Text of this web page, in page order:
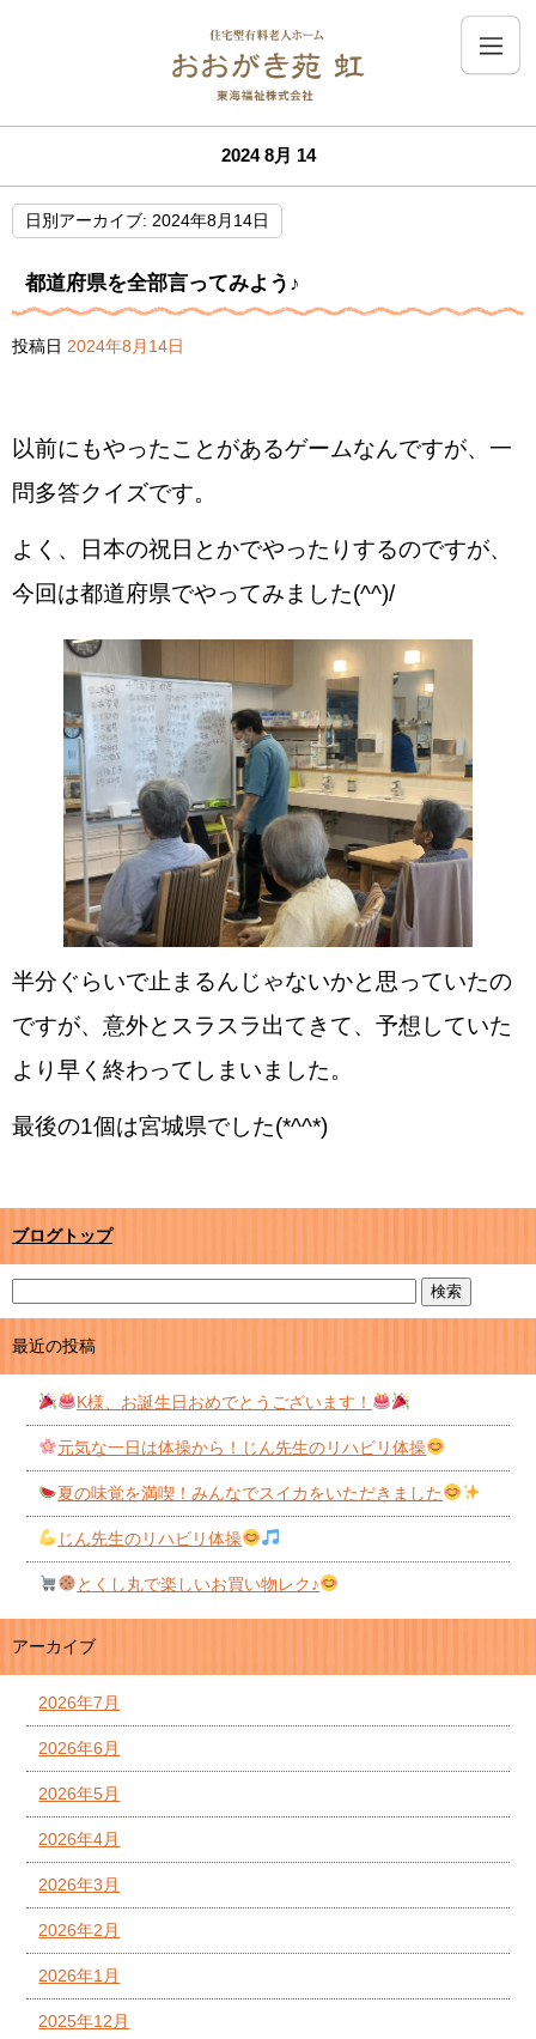
2024 8月 14
日別アーカイブ: 2024年8月14日
都道府県を全部言ってみよう♪
投稿日 2024年8月14日
以前にもやったことがあるゲームなんですが、一
問多答クイズです。
よく、日本の祝日とかでやったりするのですが、
今回は都道府県でやってみました(^^)/
半分ぐらいで止まるんじゃないかと思っていたの
ですが、意外とスラスラ出てきて、予想していた
より早く終わってしまいました。
最後の1個は宮城県でした(*^^*)
ブログトップ
最近の投稿
K様、お誕生日おめでとうございます！
元気な一日は体操から！じん先生のリハビリ体操
夏の味覚を満喫！みんなでスイカをいただきました
じん先生のリハビリ体操
とくし丸で楽しいお買い物レク♪
アーカイブ
2026年7月
2026年6月
2026年5月
2026年4月
2026年3月
2026年2月
2026年1月
2025年12月